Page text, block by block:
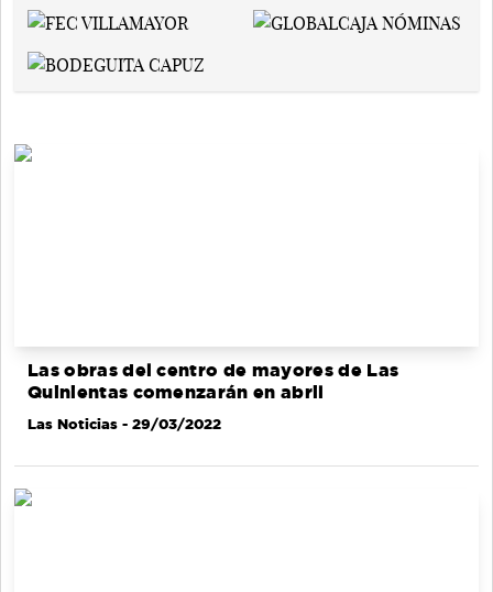
Las obras del centro de mayores de Las
Quinientas comenzarán en abril
Las Noticias - 29/03/2022